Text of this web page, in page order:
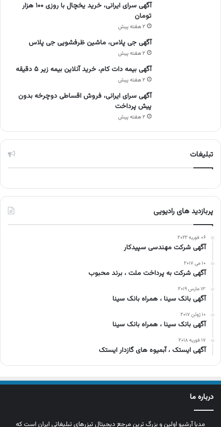
آگهی سرای ایرانی، خرید یخچال با روزی ۱۰۰ هزار
تومان
۲ هفته پیش
آگهی جی پلاس، ماشین ظرفشویی جی پلاس
۲ هفته پیش
آگهی بیمه دات کام، خرید آنلاین بیمه زیر ۵ دقیقه
۲ هفته پیش
آگهی سرای ایرانی، فروش اقساطی دوچرخه بدون
پیش پرداخت
۲ هفته پیش
تبلیغات
پربازدید های رادیویی
۰۶ فوریه ۲۰۲۲
آگهی شرکت مهندسی سپیدکار
۱۰ می ۲۰۱۷
آگهی شرکت به پرداخت ملت ، برند محبوب
۱۳ مارس ۲۰۱۹
آگهی بانک سینا ، همراه بانک سینا
۱۰ ژوئن ۲۰۱۷
آگهی بانک سینا ، همراه بانک سینا
۱۷ فوریه ۲۰۱۸
آگهی ایستک ، آبمیوه های گازدار ایستک
درباره ما
مدیا آرشیو اولین و بزرگ‌ ترین مرجع دیجیتال تیزرهای تبلیغاتی ایران است که